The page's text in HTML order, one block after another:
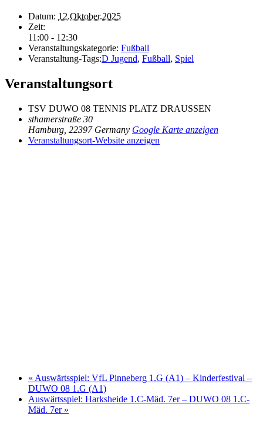
Datum: 12.Oktober.2025
Zeit:
11:00 - 12:30
Veranstaltungskategorie: Fußball
Veranstaltung-Tags:D Jugend, Fußball, Spiel
Veranstaltungsort
TSV DUWO 08 TENNIS PLATZ DRAUSSEN
sthamerstraße 30
Hamburg 22397 Germany Google Karte anzeigen
Veranstaltungsort-Website anzeigen
« Auswärtsspiel: VfL Pinneberg 1.G (A1) – Kinderfestival –
DUWO 08 1.G (A1)
Auswärtsspiel: Harksheide 1.C-Mäd. 7er – DUWO 08 1.C-
Mäd. 7er »